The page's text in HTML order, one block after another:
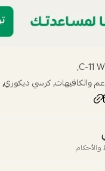
C-11
والكافيهات,كرسي ديكوري,